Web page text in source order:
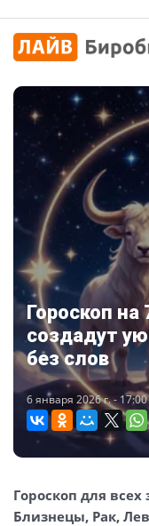
Гороскоп
создадут
без слов
6 января 2026 г. - 17:00
Гороскоп для
Близнецы, Рак,